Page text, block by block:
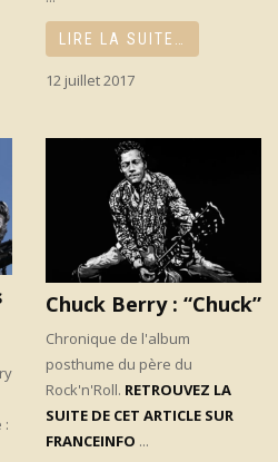
LIRE LA SUITE…
12 juillet 2017
:
Chuck Berry : “Chuck”
Chronique de l'album
posthume du père du
Rock'n'Roll. RETROUVEZ LA
SUITE DE CET ARTICLE SUR
FRANCEINFO ...